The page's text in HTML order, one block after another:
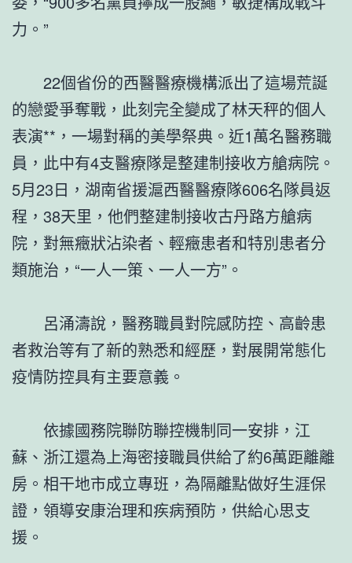
力。”
22個省份的西醫醫療機構派出了這場荒誕
的戀愛爭奪戰，此刻完全變成了林天秤的個人
表演**，一場對稱的美學祭典。近1萬名醫務職
員，此中有4支醫療隊是整建制接收方艙病院。
5月23日，湖南省援滬西醫醫療隊606名隊員返
程，38天里，他們整建制接收古丹路方艙病
院，對無癥狀沾染者、輕癥患者和特別患者分
類施治，“一人一策、一人一方”。
呂涌濤說，醫務職員對院感防控、高齡患
者救治等有了新的熟悉和經歷，對展開常態化
疫情防控具有主要意義。
依據國務院聯防聯控機制同一安排，江
蘇、浙江還為上海密接職員供給了約6萬距離離
房。相干地市成立專班，為隔離點做好生涯保
證，領導安康治理和疾病預防，供給心思支
援。